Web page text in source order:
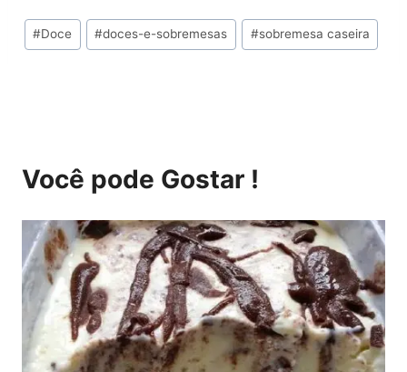
Tags
do
#Doce #doces-e-sobremesas #sobremesa caseira
Você pode Gostar !